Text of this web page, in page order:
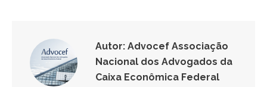
Autor: Advocef Associação
Nacional dos Advogados da
Caixa Econômica Federal